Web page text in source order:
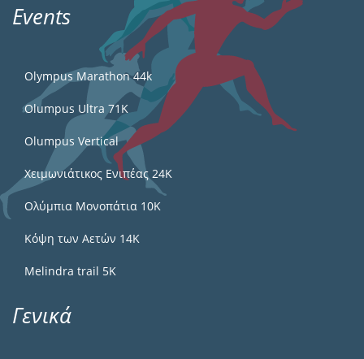
Events
Olympus Marathon 44k
Olumpus Ultra 71K
Olumpus Vertical
Χειμωνιάτικος Ενιπέας 24Κ
Ολύμπια Μονοπάτια 10Κ
Κόψη των Αετών 14Κ
Melindra trail 5Κ
Γενικά